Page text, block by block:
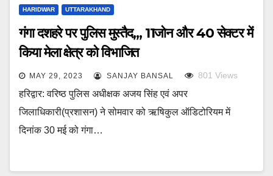
HARIDWAR UTTARAKHAND
गंगा दशहरे पर पुलिस मुस्तैद,,, 11जोन और 40 सेक्टर में
किया मेला क्षेत्र को विभाजित
MAY 29, 2023 SANJAY BANSAL 801 Views
हरिद्वार: वरिष्ठ पुलिस अधीक्षक अजय सिंह एवं अपर
जिलाधिकारी(प्रशासन) ने सोमवार को ऋषिकुल ऑडिटोरियम में
दिनांक 30 मई को गंगा…